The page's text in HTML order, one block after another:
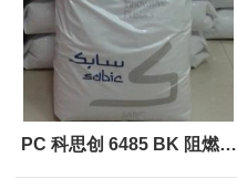
PC 科思创 6485 BK 阻燃级